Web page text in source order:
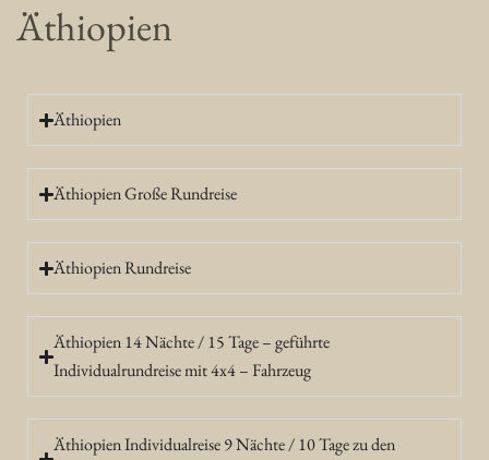
Äthiopien
Äthiopien
Äthiopien Große Rundreise
Äthiopien Rundreise
Äthiopien 14 Nächte / 15 Tage – geführte
Individualrundreise mit 4x4 – Fahrzeug
Äthiopien Individualreise 9 Nächte / 10 Tage zu den